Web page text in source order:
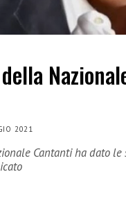
2021
Cantanti ha dato